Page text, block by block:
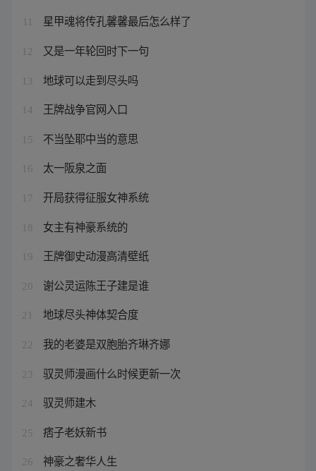
星甲魂将传孔馨馨最后怎么样了
12 又是一年轮回时下一句
13 地球可以走到尽头吗
14 王牌战争官网入口
15 不当坠耶中当的意思
16 太一阪泉之面
17 开局获得征服女神系统
18 女主有神豪系统的
19 王牌御史动漫高清壁纸
20 谢公灵运陈王子建是谁
21 地球尽头神体契合度
22 我的老婆是双胞胎齐琳齐娜
23 驭灵师漫画什么时候更新一次
24 驭灵师建木
25 痞子老妖新书
26 神豪之奢华人生